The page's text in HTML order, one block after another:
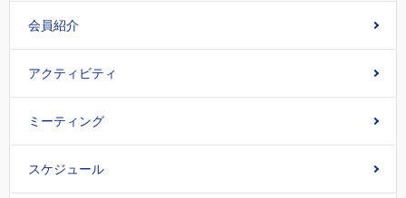
会員紹介
アクティビティ
ミーティング
スケジュール